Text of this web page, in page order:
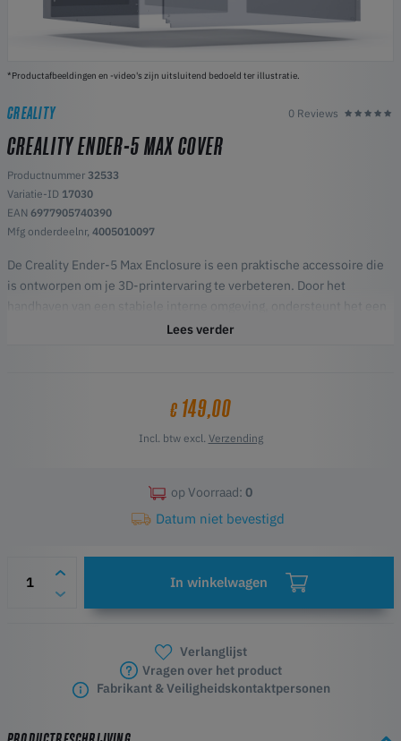
*Productafbeeldingen en -video's zijn uitsluitend bedoeld ter illustratie.
CREALITY 0 Reviews
CREALITY ENDER-5 MAX COVER
Productnummer 32533
Variatie-ID 17030
EAN 6977905740390
Mfg onderdeelnr, 4005010097
De Creality Ender-5 Max Enclosure is een praktische accessoire die
is ontworpen om je 3D-printervaring te verbeteren. Door het
handhaven van een stabiele interne omgeving, ondersteunt het een
consistente printkwaliteit, vermindert het operationele geluid en
Beschermt de printer tegen stof en andere verontreinigingen
Transparante panelen voor real-time observatie
Compatibel met de Ender-5 Max 3D-printer
Lees verder
€ 149,00
Incl. btw excl. Verzending
op Voorraad: 0
Datum niet bevestigd
In winkelwagen
Verlanglijst
Vragen over het product
Fabrikant & Veiligheidskontaktpersonen